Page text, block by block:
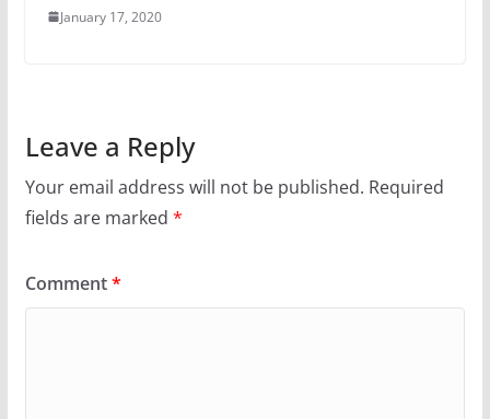
January 17, 2020
Leave a Reply
Your email address will not be published. Required
fields are marked *
Comment*